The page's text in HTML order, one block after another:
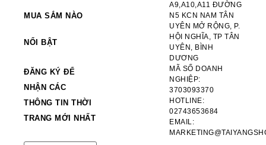
MUA SẮM NÀO
NỔI BẬT
ĐĂNG KÝ ĐỂ
NHẬN CÁC
THÔNG TIN THỜI
TRANG MỚI NHẤT
A9,A10,A11 ĐƯỜNG
N5 KCN NAM TÂN
UYÊN MỞ RỘNG, P.
HỘI NGHĨA, TP TÂN
UYÊN, BÌNH
DƯƠNG
MÃ SỐ DOANH
NGHIỆP:
3703093370
HOTLINE:
02743653684
EMAIL: